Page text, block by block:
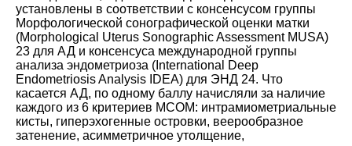
установлены в соответствии с консенсусом группы
Морфологической сонографической оценки матки
(Morphological Uterus Sonographic Assessment MUSA)
23 для АД и консенсуса международной группы
анализа эндометриоза (International Deep
Endometriosis Analysis IDEA) для ЭНД 24. Что
касается АД, по одному баллу начисляли за наличие
каждого из 6 критериев МСОМ: интрамиометриальные
кисты, гиперэхогенные островки, веерообразное
затенение, асимметричное утолщение,